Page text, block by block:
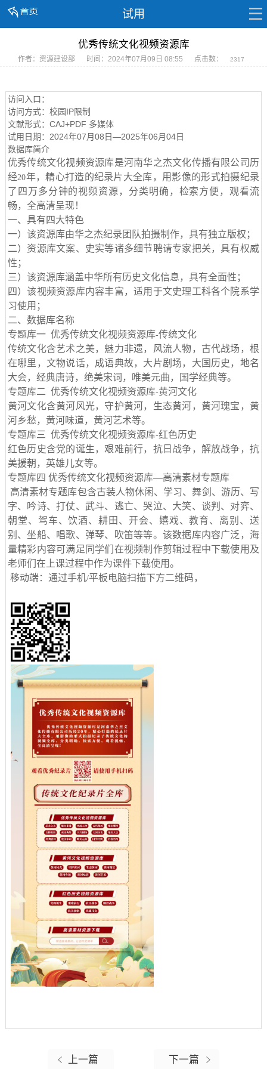
试用
优秀传统文化视频资源库
作者：资源建设部 时间：2024年07月09日 08:55 点击数： 2317
访问入口：
访问方式：校园IP限制
文献形式：CAJ+PDF 多媒体
试用日期：2024年07月08日—2025年06月04日
数据库简介
优秀传统文化视频资源库是河南华之杰文化传播有限公司历
经20年，精心打造的纪录片大全库，用影像的形式拍摄纪录
了四万多分钟的视频资源，分类明确，检索方便，观看流
畅，全高清呈现！
一、具有四大特色
一）该资源库由华之杰纪录团队拍摄制作，具有独立版权；
二）资源库文案、史实等诸多细节聘请专家把关，具有权威
性；
三）该资源库涵盖中华所有历史文化信息，具有全面性；
四）该视频资源库内容丰富，适用于文史理工科各个院系学
习使用；
二、数据库名称
专题库一 优秀传统文化视频资源库-传统文化
传统文化含艺术之美，魅力非遗，风流人物，古代战场，根
在哪里，文物说话，成语典故，大片剧场，大国历史，地名
大会，经典唐诗，绝美宋词，唯美元曲，国学经典等。
专题库二 优秀传统文化视频资源库-黄河文化
黄河文化含黄河风光，守护黄河，生态黄河，黄河瑰宝，黄
河乡愁，黄河味道，黄河艺术等。
专题库三 优秀传统文化视频资源库-红色历史
红色历史含党的诞生，艰难前行，抗日战争，解放战争，抗
美援朝，英雄儿女等。
专题库四 优秀传统文化视频资源库—高清素材专题库
高清素材专题库包含古装人物休闲、学习、舞剑、游历、写
字、吟诗、打仗、武斗、逃亡、哭泣、大笑、谈判、对弈、
朝堂、驾车、饮酒、耕田、开会、嬉戏、教育、离别、送
别、坐船、唱歌、弹琴、吹笛等等。该数据库内容广泛，海
量精彩内容可满足同学们在视频制作剪辑过程中下载使用及
老师们在上课过程中作为课件下载使用。
移动端：通过手机/平板电脑扫描下方二维码，
上一篇 下一篇